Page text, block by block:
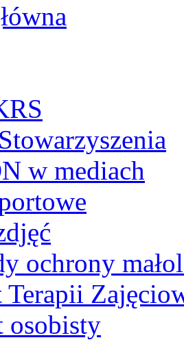
w mediach
ochrony
Terapii
osobisty